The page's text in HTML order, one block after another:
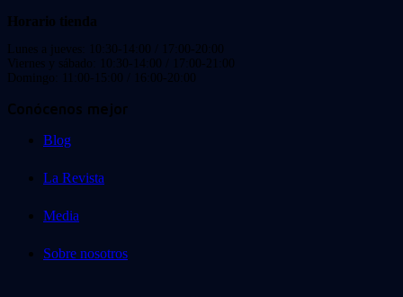
Horario tienda
Lunes a jueves: 10:30-14:00 / 17:00-20:00
Viernes y sábado: 10:30-14:00 / 17:00-21:00
Domingo: 11:00-15:00 / 16:00-20:00
Conócenos mejor
Blog
La Revista
Media
Sobre nosotros